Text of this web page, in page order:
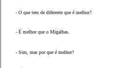
- O que tem de diferente que é melhor?
- É melhor que o Migalhas.
- Sim, mas por que é melhor?